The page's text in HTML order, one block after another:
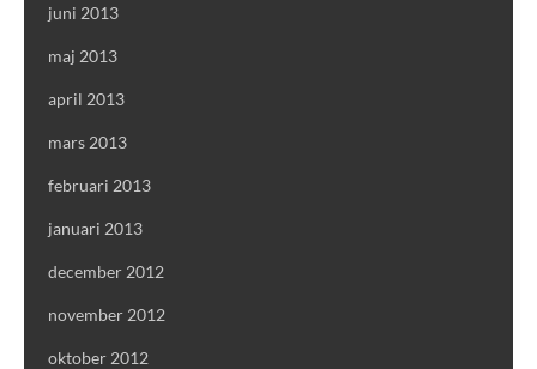
juni 2013
maj 2013
april 2013
mars 2013
februari 2013
januari 2013
december 2012
november 2012
oktober 2012